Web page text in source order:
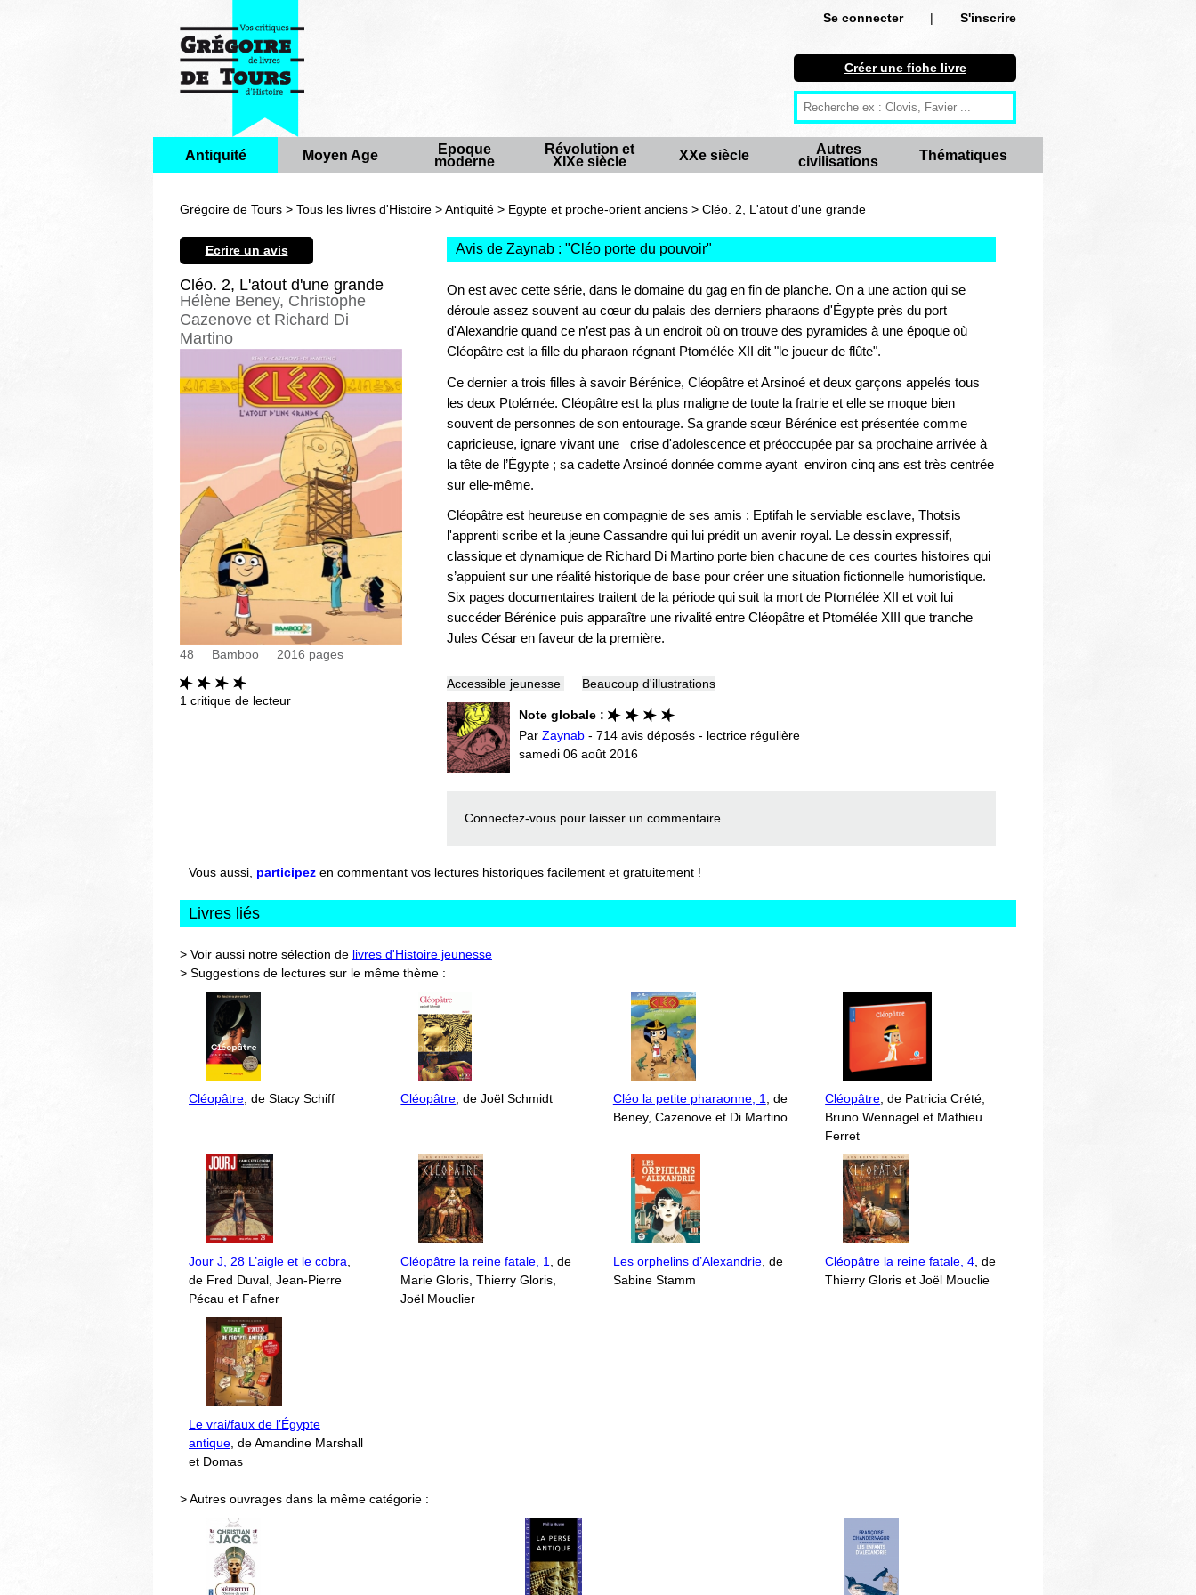
Se connecter |
S'inscrire
S'inscrire
Créer une fiche livre
Antiquité
Moyen Age
XXe siècle
Autres civilisations
Thématiques
Créer une fiche livre
Antiquité Moyen Age
Epoque
moderne
Révolution et
XIXe siècle
XXe siècle
Autres
civilisations
Thématiques
Grégoire de Tours > Tous les livres d'Histoire >Antiquité > Egypte et proche-orient anciens > Cléo. 2, L'atout d'une grande
Ecrire un avis
Cléo. 2, L'atout d'une grande
Hélène Beney, Christophe
Cazenove et Richard Di
Martino
48 Bamboo 2016 pages
1 critique de lecteur
Avis de Zaynab : "Cléo porte du pouvoir"
On est avec cette série, dans le domaine du gag en fin de planche. On a une action qui se
déroule assez souvent au cœur du palais des derniers pharaons d'Égypte près du port
d'Alexandrie quand ce n’est pas à un endroit où on trouve des pyramides à une époque où
Cléopâtre est la fille du pharaon régnant Ptomélée XII dit "le joueur de flûte".
Ce dernier a trois filles à savoir Bérénice, Cléopâtre et Arsinoé et deux garçons appelés tous
les deux Ptolémée. Cléopâtre est la plus maligne de toute la fratrie et elle se moque bien
souvent de personnes de son entourage. Sa grande sœur Bérénice est présentée comme
capricieuse, ignare vivant une crise d'adolescence et préoccupée par sa prochaine arrivée à
la tête de l’Égypte ; sa cadette Arsinoé donnée comme ayant environ cinq ans est très centrée
sur elle-même.
Cléopâtre est heureuse en compagnie de ses amis : Eptifah le serviable esclave, Thotsis
l'apprenti scribe et la jeune Cassandre qui lui prédit un avenir royal. Le dessin expressif,
classique et dynamique de Richard Di Martino porte bien chacune de ces courtes histoires qui
s’appuient sur une réalité historique de base pour créer une situation fictionnelle humoristique.
Six pages documentaires traitent de la période qui suit la mort de Ptomélée XII et voit lui
succéder Bérénice puis apparaître une rivalité entre Cléopâtre et Ptomélée XIII que tranche
Jules César en faveur de la première.
Accessible jeunesse Beaucoup d'illustrations
Note globale :
ParZaynab- 714 avis déposés - lectrice régulière
samedi 06 août 2016
Connectez-vous pour laisser un commentaire
Vous aussi, participez en commentant vos lectures historiques facilement et gratuitement !
Livres liés
> Voir aussi notre sélection de livres d'Histoire jeunesse
> Suggestions de lectures sur le même thème :
Cléopâtre, de Stacy Schiff Cléopâtre, de Joël Schmidt Cléo la petite pharaonne, 1, de
Beney, Cazenove et Di Martino
Cléopâtre, de Patricia Crété,
Bruno Wennagel et Mathieu
Ferret
Jour J, 28 L’aigle et le cobra,
de Fred Duval, Jean-Pierre
Pécau et Fafner
Cléopâtre la reine fatale, 1, de
Marie Gloris, Thierry Gloris,
Joël Mouclier
Les orphelins d’Alexandrie, de
Sabine Stamm
Cléopâtre la reine fatale, 4, de
Thierry Gloris et Joël Mouclie
Le vrai/faux de l’Égypte
antique, de Amandine Marshall
et Domas
> Autres ouvrages dans la même catégorie :